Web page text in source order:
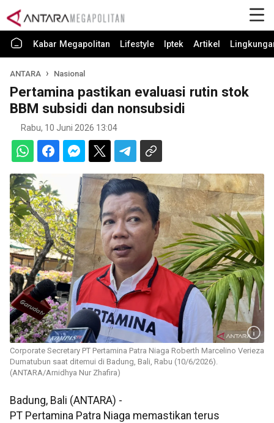
Kabar Megapolitan Lifestyle Iptek Artikel
ANTARA Nasional
Pertamina pastikan evaluasi rutin stok
BBM subsidi dan nonsubsidi
Rabu, 10 Juni 2026 13:04
Corporate Secretary PT Pertamina Patra Niaga Roberth Marcelino Verieza
Dumatubun saat ditemui di Badung, Bali, Rabu (10/6/2026).
(ANTARA/Arnidhya Nur Zhafira)
Badung, Bali (ANTARA) -
PT Pertamina Patra Niaga memastikan terus